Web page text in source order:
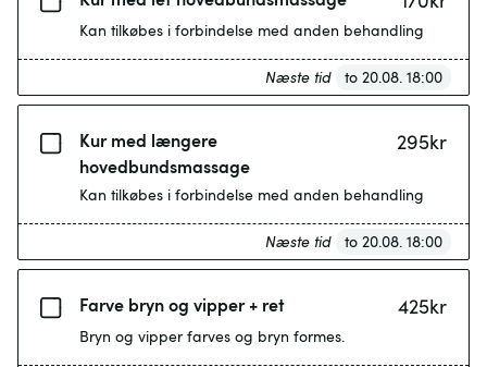
Kan tilkøbes i forbindelse med anden behandling
Næste tid to 20.08. 18:00
Kur med længere
hovedbundsmassage
295kr
Kan tilkøbes i forbindelse med anden behandling
Næste tid to 20.08. 18:00
Farve bryn og vipper + ret 425kr
Bryn og vipper farves og bryn formes.